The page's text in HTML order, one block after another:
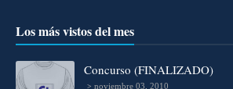
Los más vistos del mes
Concurso (FINALIZADO)
noviembre 03, 2010